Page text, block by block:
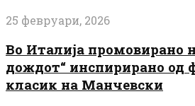
25 февруари, 2026
Во Италија промовирано
дождот“ инспирирано од
класик на Манчевски